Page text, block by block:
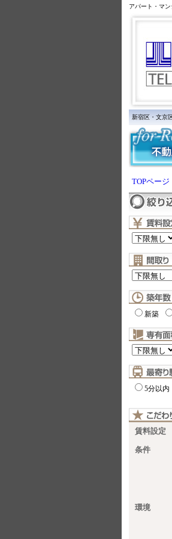
アパート・マ
新宿区・文京
TOPページ
新築
5分以内
賃料設定
条件
環境